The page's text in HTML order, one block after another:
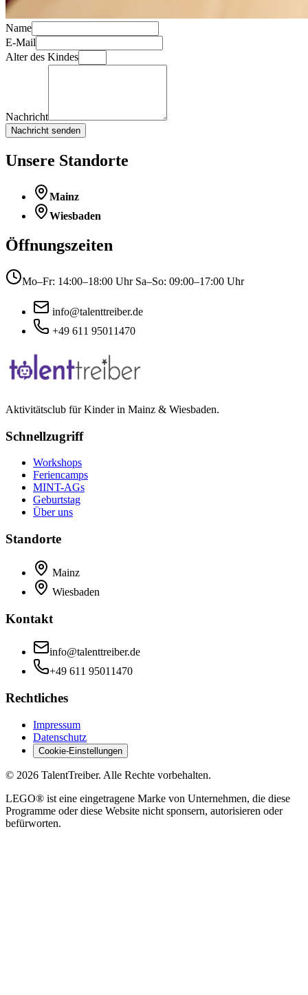
Name
E-Mail
Alter des Kindes
Nachricht
Nachricht senden
Unsere Standorte
Mainz
Wiesbaden
Öffnungszeiten
Mo–Fr: 14:00–18:00 Uhr Sa–So: 09:00–17:00 Uhr
info@talenttreiber.de
+49 611 95011470
Aktivitätsclub für Kinder in Mainz & Wiesbaden.
Schnellzugriff
Workshops
Feriencamps
MINT-AGs
Geburtstag
Über uns
Standorte
Mainz
Wiesbaden
Kontakt
info@talenttreiber.de
+49 611 95011470
Rechtliches
Impressum
Datenschutz
Cookie-Einstellungen
© 2026 TalentTreiber. Alle Rechte vorbehalten.
LEGO® ist eine eingetragene Marke von Unternehmen, die diese
Programme oder diese Website nicht sponsern, autorisieren oder
befürworten.